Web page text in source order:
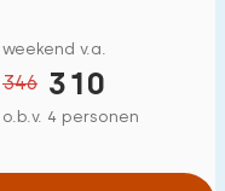
weekend v.a.
346 310
o.b.v. 4 personen